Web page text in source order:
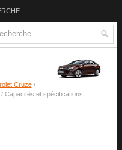
Cruze/
Capacités et spécifications